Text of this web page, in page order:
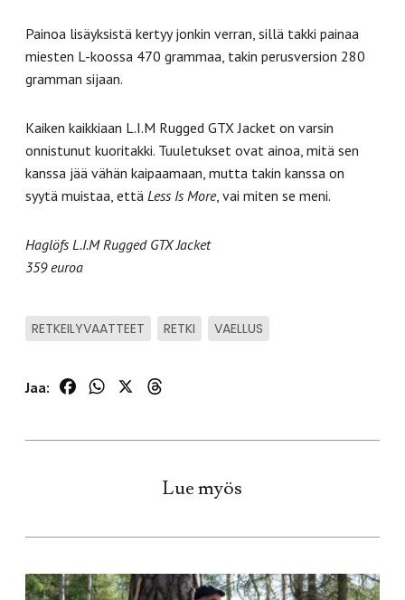
Painoa lisäyksistä kertyy jonkin verran, sillä takki painaa
miesten L-koossa 470 grammaa, takin perusversion 280
gramman sijaan.
Kaiken kaikkiaan L.I.M Rugged GTX Jacket on varsin
onnistunut kuoritakki. Tuuletukset ovat ainoa, mitä sen
kanssa jää vähän kaipaamaan, mutta takin kanssa on
syytä muistaa, että Less Is More, vai miten se meni.
Haglöfs L.I.M Rugged GTX Jacket
359 euroa
RETKEILYVAATTEET RETKI VAELLUS
Jaa: FacebookWhatsApp
Lue myös